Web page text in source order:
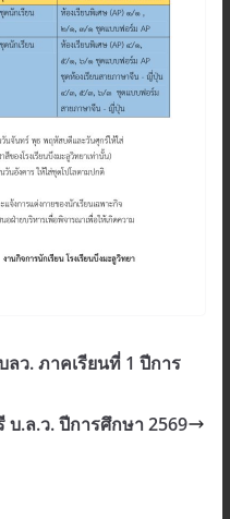
ว. ภาคเรียนที่ 1 ปีการ
บ.ล.ว. ปีการศึกษา 2569